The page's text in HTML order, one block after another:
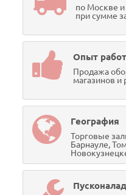
по Москве и
при сумме
Опыт
Продажа
магазинов и
География
Торговые
Барнауле,